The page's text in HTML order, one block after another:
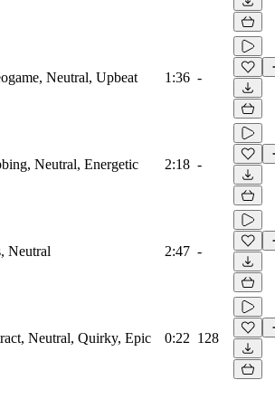
Neutral, Upbeat 1:36 -
Neutral, Energetic 2:18 -
Neutral 2:47 -
Neutral, Quirky, Epic 0:22 128